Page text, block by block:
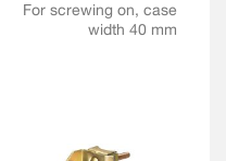
For screwing on, case
width 40 mm